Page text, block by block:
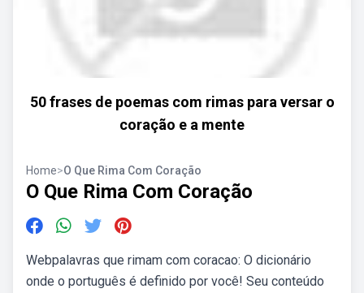
50 frases de poemas com rimas para versar o
coração e a mente
Home>O Que Rima Com Coração
O Que Rima Com Coração
Webpalavras que rimam com coracao: O dicionário
onde o português é definido por você! Seu conteúdo